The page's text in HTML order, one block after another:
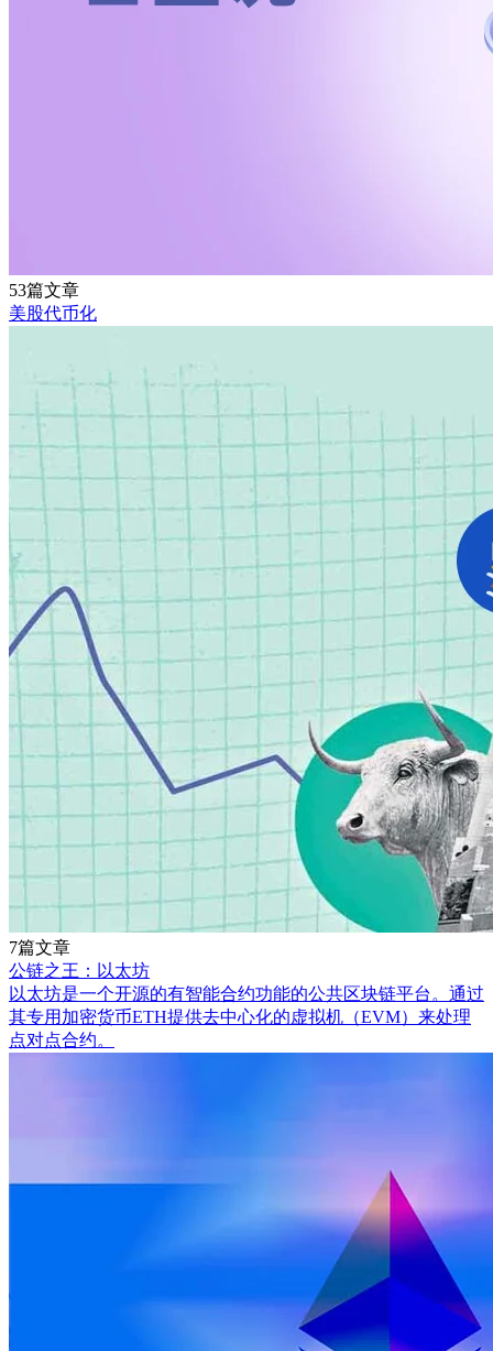
53篇文章
美股代币化
7篇文章
公链之王：以太坊
以太坊是一个开源的有智能合约功能的公共区块链平台。通过
其专用加密货币ETH提供去中心化的虚拟机（EVM）来处理
点对点合约。